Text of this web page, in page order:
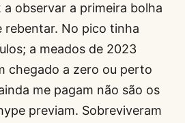
a observar a primeira bolha
rebentar. No pico tinha
a meados de 2023
chegado a zero ou perto
me pagam não são os
previam. Sobreviveram